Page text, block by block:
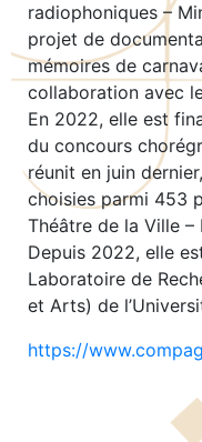
radiophoniques –
projet de
mémoires de
collaboration avec
En 2022, elle est
du concours
réunit en juin
choisies parmi 453
Théâtre de la Ville –
Depuis 2022, elle
Laboratoire de
et Arts) de
https://